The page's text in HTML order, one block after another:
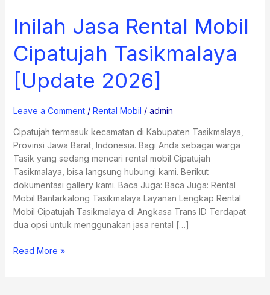
Inilah Jasa Rental Mobil
Cipatujah Tasikmalaya
[Update 2026]
Leave a Comment / Rental Mobil / admin
Cipatujah termasuk kecamatan di Kabupaten Tasikmalaya,
Provinsi Jawa Barat, Indonesia. Bagi Anda sebagai warga
Tasik yang sedang mencari rental mobil Cipatujah
Tasikmalaya, bisa langsung hubungi kami. Berikut
dokumentasi gallery kami. Baca Juga: Baca Juga: Rental
Mobil Bantarkalong Tasikmalaya Layanan Lengkap Rental
Mobil Cipatujah Tasikmalaya di Angkasa Trans ID Terdapat
dua opsi untuk menggunakan jasa rental […]
Inilah
Jasa
Rental
Mobil
Cipatujah
Tasikmalaya
2026]
Read More »